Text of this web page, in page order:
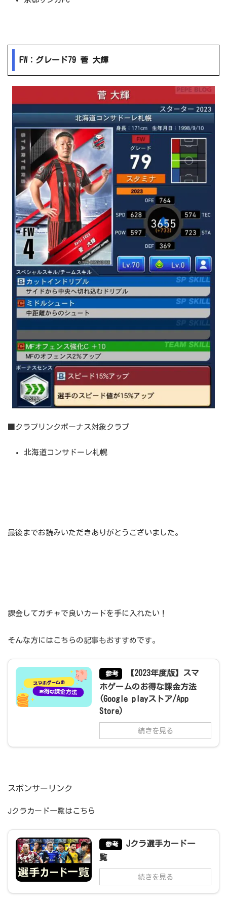
FW：グレード79 菅 大輝
■クラブリンクボーナス対象クラブ
北海道コンサドーレ札幌
最後までお読みいただきありがとうございました。
課金してガチャで良いカードを手に入れたい！
そんな方にはこちらの記事もおすすめです。
参考
【2023年度版】スマ
ホゲームのお得な課金方法
(Google playストア/App
Store)
続きを見る
スポンサーリンク
Jクラカード一覧はこちら
参考
Jクラ選手カード一
覧
続きを見る